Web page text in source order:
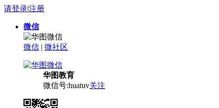
请登录|注册
微信
微信 | 微社区
华图教育
微信号:huatuv关注